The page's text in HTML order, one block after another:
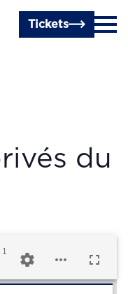
Tickets
du
1